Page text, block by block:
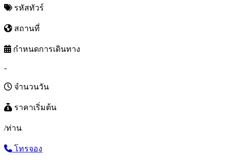
รหัสทัวร์
สถานที่
กำหนดการเดินทาง
-
จำนวนวัน
ราคาเริ่มต้น
/ท่าน
โทรจอง